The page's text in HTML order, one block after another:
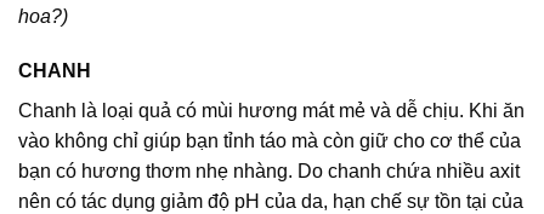
hoa?)
CHANH
Chanh là loại quả có mùi hương mát mẻ và dễ chịu. Khi ăn
vào không chỉ giúp bạn tỉnh táo mà còn giữ cho cơ thể của
bạn có hương thơm nhẹ nhàng. Do chanh chứa nhiều axit
nên có tác dụng giảm độ pH của da, hạn chế sự tồn tại của